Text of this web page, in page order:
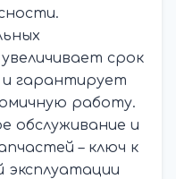
срок
и гарантирует
работу.
обслуживание и
– ключ к
эксплуатации